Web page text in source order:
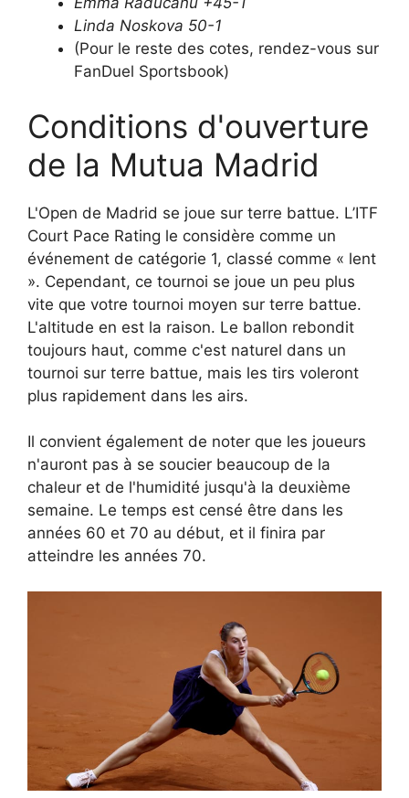
Linda Noskova 50-1
(Pour le reste des cotes, rendez-vous sur
FanDuel Sportsbook)
Conditions d'ouverture
de la Mutua Madrid
L'Open de Madrid se joue sur terre battue. L’ITF
Court Pace Rating le considère comme un
événement de catégorie 1, classé comme « lent
». Cependant, ce tournoi se joue un peu plus
vite que votre tournoi moyen sur terre battue.
L'altitude en est la raison. Le ballon rebondit
toujours haut, comme c'est naturel dans un
tournoi sur terre battue, mais les tirs voleront
plus rapidement dans les airs.
Il convient également de noter que les joueurs
n'auront pas à se soucier beaucoup de la
chaleur et de l'humidité jusqu'à la deuxième
semaine. Le temps est censé être dans les
années 60 et 70 au début, et il finira par
atteindre les années 70.